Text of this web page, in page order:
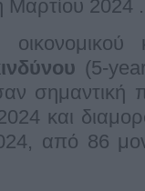
Μαρτίου 2024 .
(5-
σημαντική
και
από 86